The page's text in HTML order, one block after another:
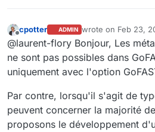
Offline
cpotter ADMIN wrote on Feb 23,
last edited by
@laurent-flory Bonjour, Les
ne sont pas possibles dans
uniquement avec l'option
Par contre, lorsqu'il s'agit de
peuvent concerner la majorité
proposons le développement